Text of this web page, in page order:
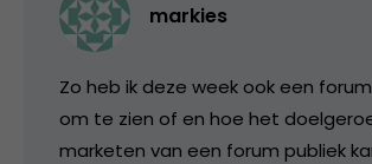
markies
Zo heb ik deze week ook een
om te zien of en hoe het
marketen van een forum publiek